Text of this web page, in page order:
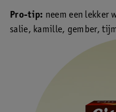
Pro-tip: neem een lekker
salie, kamille, gember,